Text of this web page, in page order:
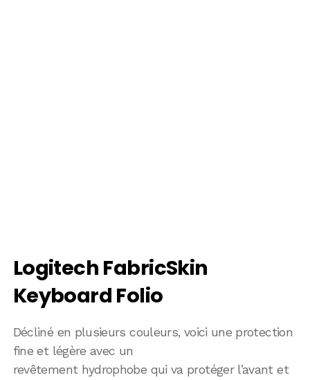
Logitech FabricSkin
Keyboard Folio
Décliné en plusieurs couleurs, voici une protection
fine et légère avec un
revêtement hydrophobe qui va protéger l’avant et